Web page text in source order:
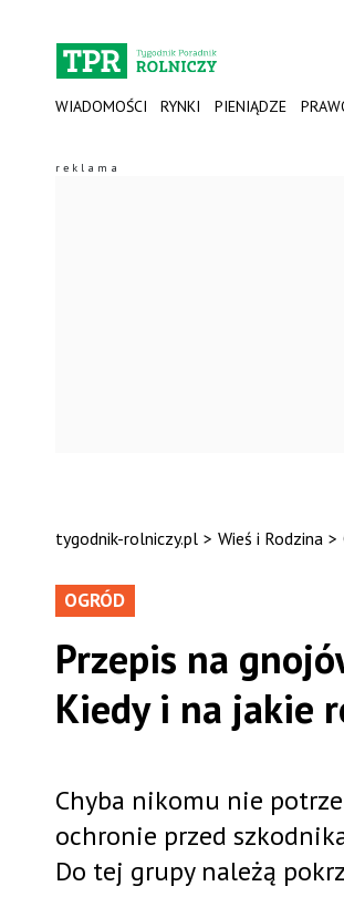
WIADOMOŚCI RYNKI PIENIĄDZE
tygodnik-rolniczy.pl > Wieś i Rodzina >
OGRÓD
Przepis na
Kiedy i na jakie
Chyba nikomu nie
ochronie przed
Do tej grupy należą